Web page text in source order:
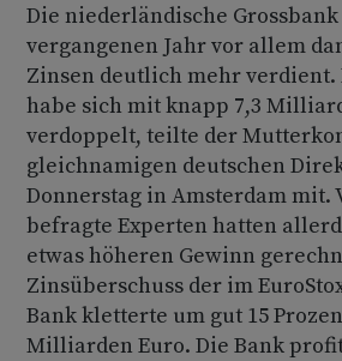
Die niederländische
vergangenen Jahr vor allem
Zinsen deutlich mehr verdient.
habe sich mit knapp 7,3
verdoppelt, teilte der
gleichnamigen deutschen
Donnerstag in Amsterdam mit.
befragte Experten hatten
etwas höheren Gewinn
Zinsüberschuss der im
Bank kletterte um gut 15
Milliarden Euro. Die Bank